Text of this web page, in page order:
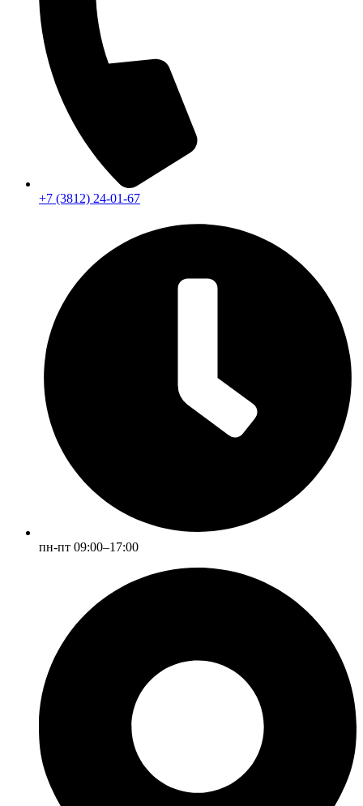
+7 (3812) 24-01-67
пн-пт 09:00–17:00